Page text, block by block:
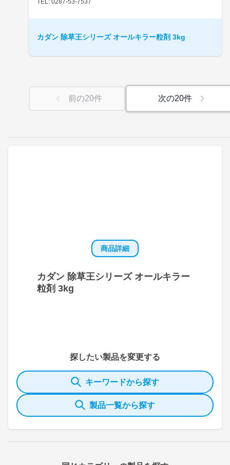
商品詳細
カダン 除草王シリーズ オールキラー
粒剤 3kg
探したい製品を変更する
キーワードから探す
製品一覧から探す
カダン 除草王シリーズ オールキラー粒剤 3kg
前の20件 次の20件